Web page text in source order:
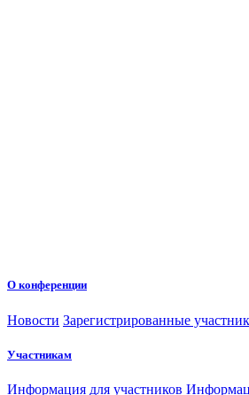
О конференции
Новости Зарегистрированные
Участникам
Информация для участников